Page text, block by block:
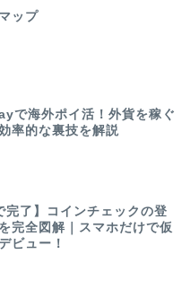
ップ
で海外ポイ活！外貨を稼ぐ
率的な裏技を解説
完了】コインチェックの登
完全図解｜スマホだけで仮
ビュー！